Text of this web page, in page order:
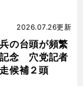
の台頭が頻繁
記念 穴党記者
候補２頭
2026.07.26更新